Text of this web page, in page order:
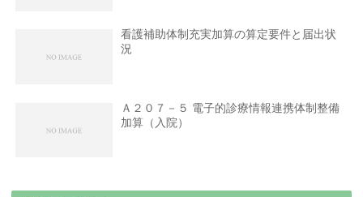
看護補助体制充実加算の算定要件と届出状
況
Ａ２０７－５ 電子的診療情報連携体制整備
加算（入院）